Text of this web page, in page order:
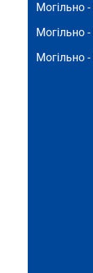
Могільно -
Могільно -
Могільно -